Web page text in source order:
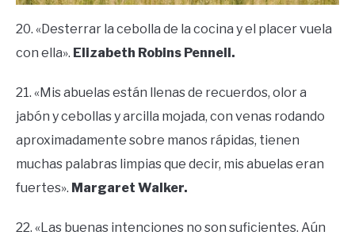
20. «Desterrar la cebolla de la cocina y el placer vuela
con ella». Elizabeth Robins Pennell.
21. «Mis abuelas están llenas de recuerdos, olor a
jabón y cebollas y arcilla mojada, con venas rodando
aproximadamente sobre manos rápidas, tienen
muchas palabras limpias que decir, mis abuelas eran
fuertes». Margaret Walker.
22. «Las buenas intenciones no son suficientes. Aún